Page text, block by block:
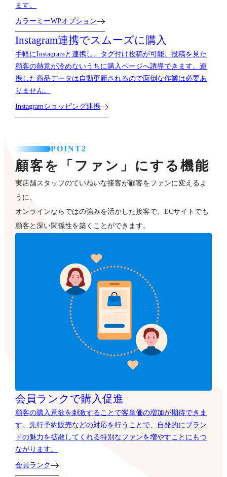
ます。
カラーミーWPオプション
Instagram連携でスムーズに購入
手軽にInstagramと連携し、タグ付け投稿が可能。投稿を見た
顧客の熱意が冷めないうちに購入ページへ誘導できます。連
携した商品データは自動更新されるので面倒な作業は必要あ
りません。
Instagramショッピング連携
POINT2
顧客を「ファン」にする機能
実店舗スタッフのていねいな接客が顧客をファンに変えるよ
うに、
オンラインならではの強みを活かした接客で、ECサイトでも
顧客と深い関係性を築くことができます。
会員ランクで購入促進
顧客の購入意欲を刺激することで客単価の増加が期待できま
す。先行予約販売などの対応を行うことで、自発的にブラン
ドの魅力を拡散してくれる特別なファンを増やすことにもつ
ながります。
会員ランク